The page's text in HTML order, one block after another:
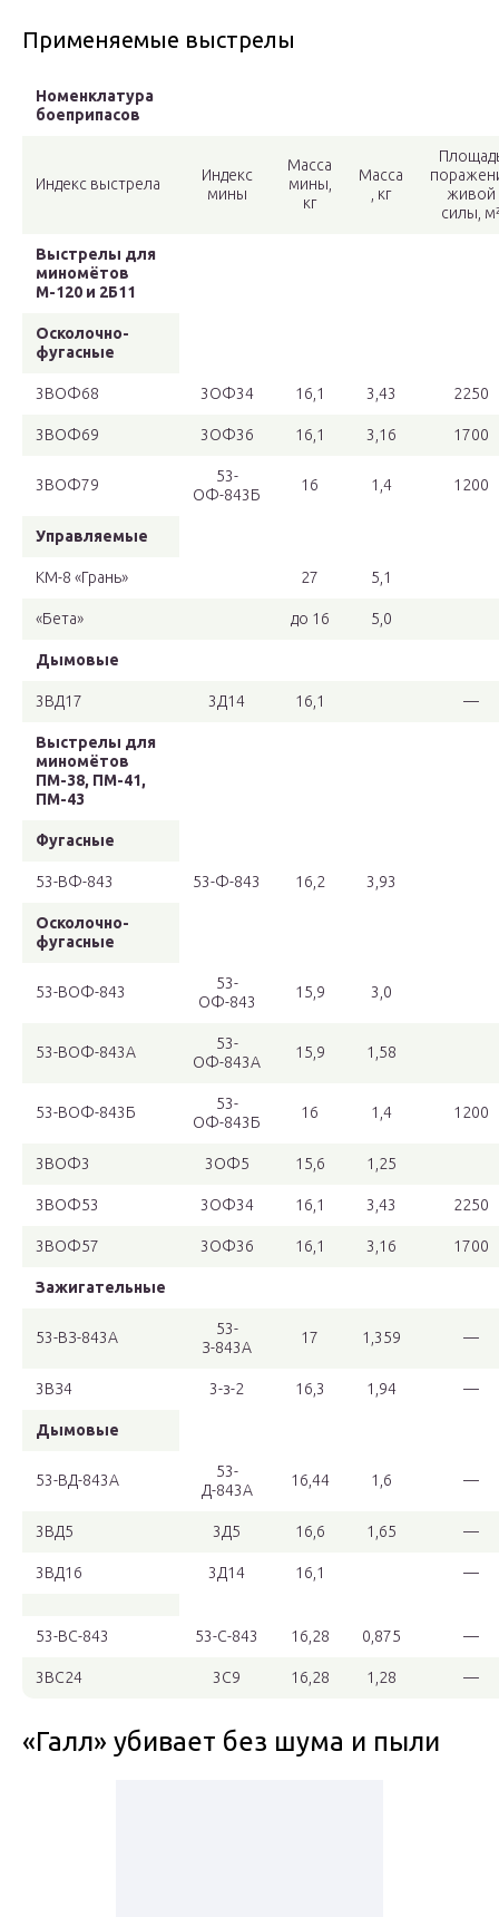
Применяемые выстрелы
Номенклатура
боеприпасов
Индекс выстрела
Индекс
мины
Масса
мины,
кг
Масса
, кг
живой
силы,
Выстрелы для
миномётов
М-120 и 2Б11
Осколочно-
фугасные
3ВОФ68 3ОФ34 16,1 3,43 2250
3ВОФ69 3ОФ36 16,1 3,16 1700
3ВОФ79
53-
ОФ-843Б
16 1,4 1200
Управляемые
КМ-8 «Грань» 27 5,1
«Бета» до 16 5,0
Дымовые
3ВД17 3Д14 16,1 —
Выстрелы для
миномётов
ПМ-38, ПМ-41,
ПМ-43
Фугасные
53-ВФ-843 53-Ф-843 16,2 3,93
Осколочно-
фугасные
53-ВОФ-843
53-
ОФ-843
15,9 3,0
53-ВОФ-843А
53-
ОФ-843А
15,9 1,58
53-ВОФ-843Б
53-
ОФ-843Б
16 1,4 1200
3ВОФ3 3ОФ5 15,6 1,25
3ВОФ53 3ОФ34 16,1 3,43 2250
3ВОФ57 3ОФ36 16,1 3,16 1700
Зажигательные
53-ВЗ-843А
53-
З-843А
17 1,359 —
3ВЗ4 3-з-2 16,3 1,94 —
Дымовые
53-ВД-843А
53-
Д-843А
16,44 1,6 —
3ВД5 3Д5 16,6 1,65 —
3ВД16 3Д14 16,1 —
53-ВС-843 53-С-843 16,28 0,875 —
3ВС24 3С9 16,28 1,28 —
«Галл» убивает без шума и пыли